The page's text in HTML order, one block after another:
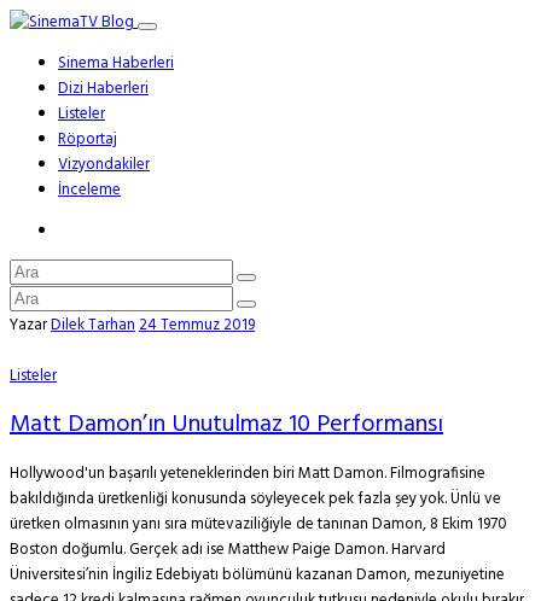
Sinema Haberleri
Dizi Haberleri
Listeler
Röportaj
Vizyondakiler
İnceleme
YazarDilek Tarhan24 Temmuz 2019
Listeler
Matt Damon’ın Unutulmaz 10 Performansı
Hollywood'un başarılı yeteneklerinden biri Matt Damon. Filmografisine
bakıldığında üretkenliği konusunda söyleyecek pek fazla şey yok. Ünlü ve
üretken olmasının yanı sıra mütevaziliğiyle de tanınan Damon, 8 Ekim 1970
Boston doğumlu. Gerçek adı ise Matthew Paige Damon. Harvard
Üniversitesi’nin İngiliz Edebiyatı bölümünü kazanan Damon, mezuniyetine